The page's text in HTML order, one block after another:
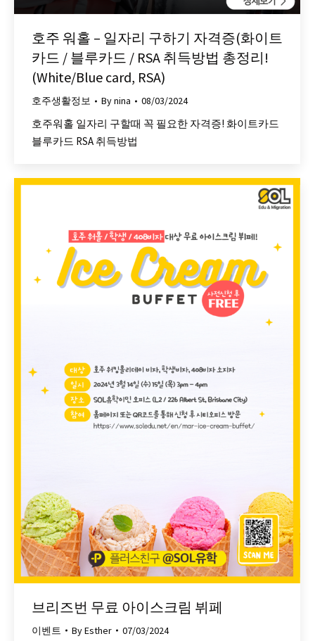
호주 워홀 – 일자리 구하기 자격증(화이트
카드 / 블루카드 / RSA 취득방법 총정리!
(White/Blue card, RSA)
호주생활정보 Bynina 08/03/2024
호주워홀 일자리 구할때 꼭 필요한 자격증! 화이트카드
블루카드 RSA 취득방법
브리즈번 무료 아이스크림 뷔페
이벤트 ByEsther 07/03/2024